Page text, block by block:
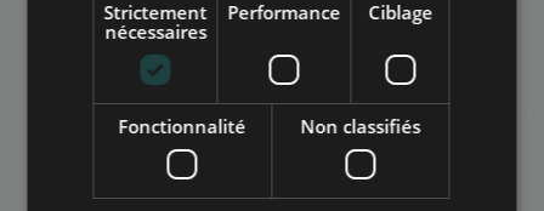
Budapestdans le même quartier
AJOUTER À LA LISTE
ARABIC
Strictement
nécessaires
Performance Ciblage
Fonctionnalité Non classifiés